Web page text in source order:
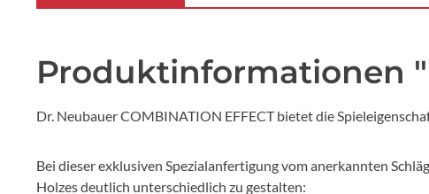
Produktinformationen
Dr. Neubauer COMBINATION EFFECT bietet die
Bei dieser exklusiven Spezialanfertigung vom anerkannten
Holzes deutlich unterschiedlich zu gestalten: